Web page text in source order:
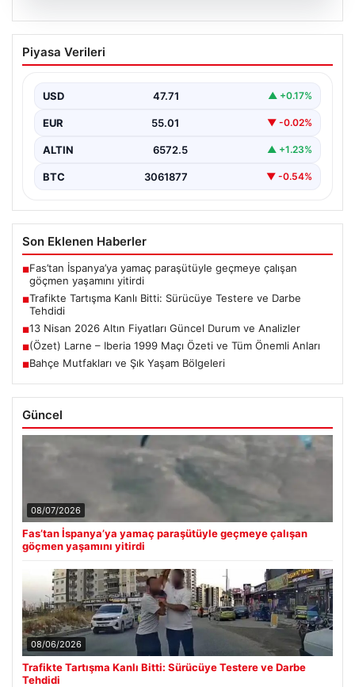
Trafikte Tartışma Kanlı Bitti: Sürücüye
Testere ve Darbe Tehdidi
bir tartışma, şiddet olayına dönüştü. Olay sırasında bir…
Piyasa Verileri
USD 47.71 ▲ +0.17%
EUR 55.01 ▼ -0.02%
ALTIN 6572.5 ▲ +1.23%
BTC 3061877 ▼ -0.54%
Son Eklenen Haberler
■Fas’tan İspanya’ya yamaç paraşütüyle geçmeye çalışan
göçmen yaşamını yitirdi
■Trafikte Tartışma Kanlı Bitti: Sürücüye Testere ve Darbe
Tehdidi
■13 Nisan 2026 Altın Fiyatları Güncel Durum ve Analizler
■(Özet) Larne – Iberia 1999 Maçı Özeti ve Tüm Önemli Anları
■Bahçe Mutfakları ve Şık Yaşam Bölgeleri
Güncel
08/07/2026
Fas’tan İspanya’ya yamaç paraşütüyle geçmeye çalışan
göçmen yaşamını yitirdi
08/06/2026
Trafikte Tartışma Kanlı Bitti: Sürücüye Testere ve Darbe
Tehdidi